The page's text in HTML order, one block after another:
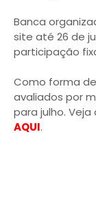
Banca
site até 26 de
participação
Como forma
avaliados por
para julho. Veja
AQUI.